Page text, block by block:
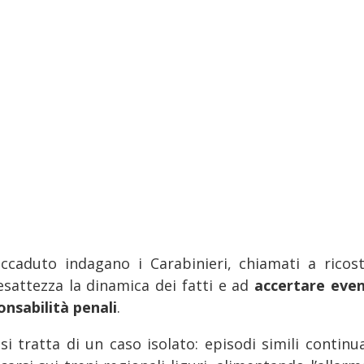
indagano i Carabinieri, chiamati a
la dinamica dei fatti e ad accertare
penali.
tratta di un caso isolato: episodi simili